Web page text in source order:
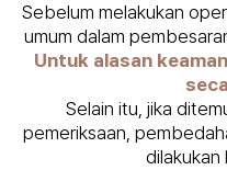
Sebelum melakukan
umum dalam
Untuk alasan
Selain itu, jika
pemeriksaan,